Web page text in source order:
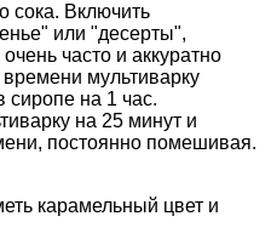
сока. Включить
или "десерты",
часто и аккуратно
мультиварку
сиропе на 1 час.
на 25 минут и
постоянно помешивая.
карамельный цвет и